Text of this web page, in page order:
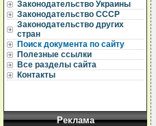
Законодательство Украины
Законодательство СССР
Законодательство других
стран
Поиск документа по сайту
Полезные ссылки
Все разделы сайта
Контакты
Реклама